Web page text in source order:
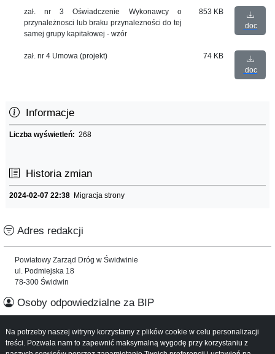
zał. nr 3 Oświadczenie Wykonawcy o
przynależnosci lub braku przynalezności do tej
samej grupy kapitałowej - wzór
853 KB
doc
zał. nr 4 Umowa (projekt)
74 KB
doc
Informacje
Liczba wyświetleń: 268
Historia zmian
2024-02-07 22:38 Migracja strony
Adres redakcji
Powiatowy Zarząd Dróg w Świdwinie
ul. Podmiejska 18
78-300 Świdwin
Osoby odpowiedzialne za BIP
Informacje o serwisie
Na potrzeby naszej witryny korzystamy z plików cookie w celu personalizacji
treści. Pozwala nam to zapewnić maksymalną wygodę przy korzystaniu z